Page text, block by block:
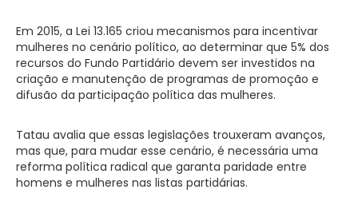
Em 2015, a Lei 13.165 criou mecanismos para incentivar
mulheres no cenário político, ao determinar que 5% dos
recursos do Fundo Partidário devem ser investidos na
criação e manutenção de programas de promoção e
difusão da participação política das mulheres.
Tatau avalia que essas legislações trouxeram avanços,
mas que, para mudar esse cenário, é necessária uma
reforma política radical que garanta paridade entre
homens e mulheres nas listas partidárias.